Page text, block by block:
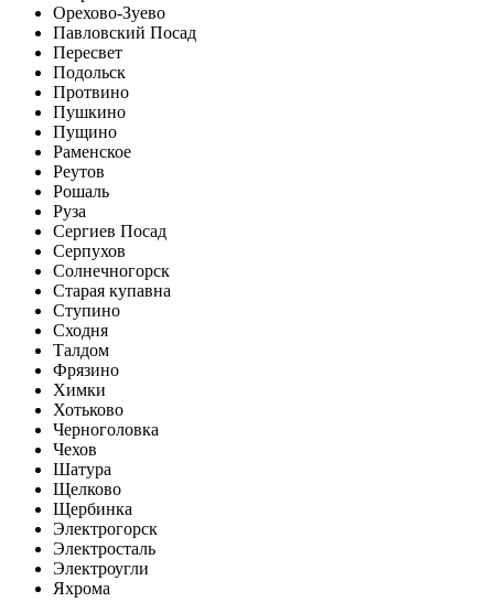
Орехово-Зуево
Павловский Посад
Пересвет
Подольск
Протвино
Пушкино
Пущино
Раменское
Реутов
Рошаль
Руза
Сергиев Посад
Серпухов
Солнечногорск
Старая купавна
Ступино
Сходня
Талдом
Фрязино
Химки
Хотьково
Черноголовка
Чехов
Шатура
Щелково
Щербинка
Электрогорск
Электросталь
Электроугли
Яхрома